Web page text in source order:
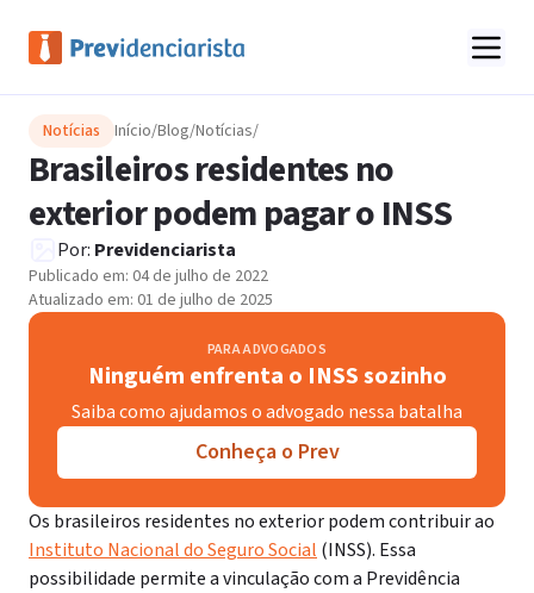
Notícias Início/Blog/Notícias/
Brasileiros residentes no
exterior podem pagar o INSS
Por: Previdenciarista
Publicado em: 04 de julho de 2022
Atualizado em: 01 de julho de 2025
PARA ADVOGADOS
Ninguém enfrenta o INSS sozinho
Saiba como ajudamos o advogado nessa batalha
Conheça o Prev
Os brasileiros residentes no exterior podem contribuir ao
Instituto Nacional do Seguro Social (INSS). Essa
possibilidade permite a vinculação com a Previdência